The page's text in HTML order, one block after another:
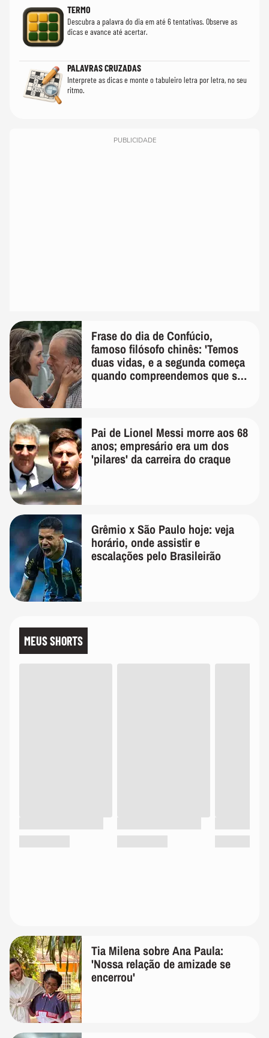
TERMO
Descubra a palavra do dia em até 6 tentativas. Observe as
dicas e avance até acertar.
PALAVRAS CRUZADAS
Interprete as dicas e monte o tabuleiro letra por letra, no seu
ritmo.
PUBLICIDADE
Frase do dia de Confúcio,
famoso filósofo chinês: 'Temos
duas vidas, e a segunda começa
quando compreendemos que só
Pai de Lionel Messi morre aos 68
anos; empresário era um dos
'pilares' da carreira do craque
Grêmio x São Paulo hoje: veja
horário, onde assistir e
escalações pelo Brasileirão
MEUS SHORTS
Tia Milena sobre Ana Paula:
'Nossa relação de amizade se
encerrou'